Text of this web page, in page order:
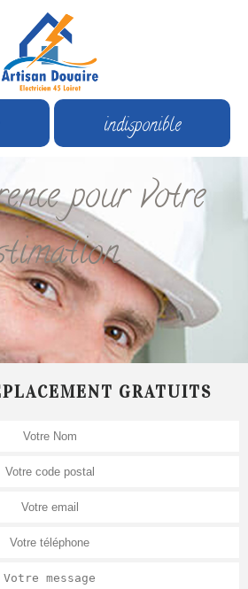
indisponible
pour votre
GRATUITS